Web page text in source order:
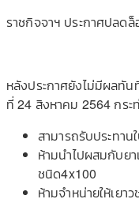
ราชกิจจาฯ ประกาศปลด
หลังประกาศยังไม่มีผลทั
ที่ 24 สิงหาคม 2564 กร
สามารถรับประทาน
ห้ามนำไปผสมกับย
ชนิด4x100
ห้ามจำหน่ายให้เยาว